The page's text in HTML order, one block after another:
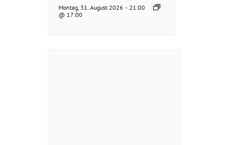
Montag, 31. August 2026
@ 17:00
- 21:00